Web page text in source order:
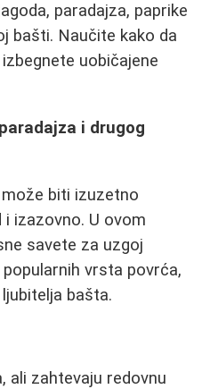
paradajza, paprike
bašti. Naučite kako da
uobičajene
i drugog
biti izuzetno
i izazovno. U ovom
savete za uzgoj
vrsta povrća,
bašta.
ali zahtevaju redovnu